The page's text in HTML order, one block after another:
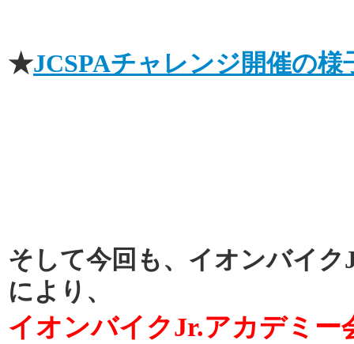
★JCSPAチャレンジ開催の様
そして今回も、イオンバイク
により、
イオンバイクJr.アカデミー